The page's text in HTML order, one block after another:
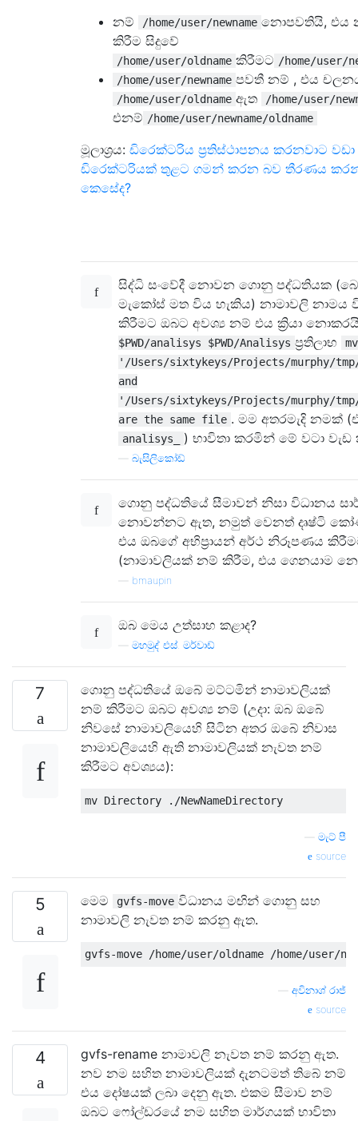
නම් /home/user/newname නොපවතියි, එය
කිරීම සිදුවේ
/home/user/oldname කිරීමට /home/user/
/home/user/newname පවතී නම් , එය
/home/user/oldname ඇත /home/user/
එනම් /home/user/newname/oldname
මූලාශ්‍රය: ඩිරෙක්ටරිය ප්‍රතිස්ථාපනය කරනවාට වඩා
ඩිරෙක්ටරියක් තුළට ගමන් කරන බව තීරණය
කෙසේද?
සිද්ධි සංවේදී නොවන ගොනු පද්ධතියක
මැකෝස් මත විය හැකිය) නාමාවලි නාමය
කිරීමට ඔබට අවශ්‍ය නම් එය ක්‍රියා
$PWD/analisys $PWD/Analisys ප්‍රතිලාභ
'/Users/sixtykeys/Projects/murphy/
and
'/Users/sixtykeys/Projects/murphy/
are the same file . මම අතරමැදි නමක්
analisys_ ) භාවිතා කරමින් මේ වටා
බැසිලිකෝඩ්
ගොනු පද්ධතියේ සීමාවන් නිසා විධානය
නොවන්නට ඇත, නමුත් වෙනත් දෘෂ්ටි
එය ඔබගේ අභිප්‍රායන් අර්ථ නිරූපණය
(නාමාවලියක් නම් කිරීම, එය ගෙනයාම
bmaupin
ඔබ මෙය උත්සාහ කළාද?
මහමුද් එස්. මර්වාඩ්
7
ගොනු පද්ධතියේ ඔබේ මට්ටමින් නාමාවලියක්
නම් කිරීමට ඔබට අවශ්‍ය නම් (උදා: ඔබ ඔබේ
නිවසේ නාමාවලියෙහි සිටින අතර ඔබේ නිවාස
නාමාවලියෙහි ඇති නාමාවලියක් නැවත නම්
කිරීමට අවශ්‍යය):
මැට් පී
source
5 මෙම gvfs-move විධානය මඟින් ගොනු සහ
නාමාවලි නැවත නම් කරනු ඇත.
අවිනාශ් රාජ්
source
4
gvfs-rename නාමාවලි නැවත නම් කරනු ඇත.
නව නම සහිත නාමාවලියක් දැනටමත් තිබේ නම්
එය දෝෂයක් ලබා දෙනු ඇත. එකම සීමාව නම්
ඔබට ෆෝල්ඩරයේ නම සහිත මාර්ගයක් භාවිතා